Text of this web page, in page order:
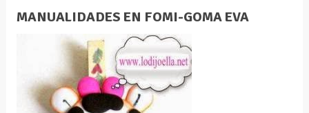
MANUALIDADES EN FOMI-GOMA EVA